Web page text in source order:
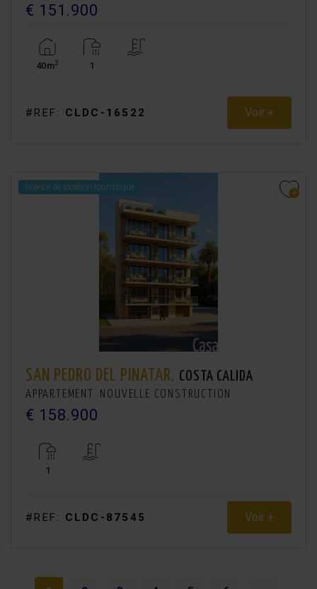
€ 151.900
40m2 1
#REF: CLDC-16522 Voir +
licence de location touristique
SAN PEDRO DEL PINATAR. COSTA CALIDA
APPARTEMENT. NOUVELLE CONSTRUCTION
€ 158.900
1
#REF: CLDC-87545 Voir +